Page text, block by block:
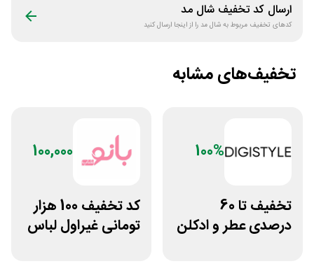
ارسال کد تخفیف شال مد
کدهای تخفیف مربوط بهشال مد را از اینجا ارسال کنید
تخفیف‌های مشابه
100%
تخفیف تا 60
درصدی عطر و ادکلن
100,000
کد تخفیف 100 هزار
تومانی غیراول لباس